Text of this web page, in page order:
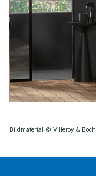
Bildmaterial © Villeroy & Boch